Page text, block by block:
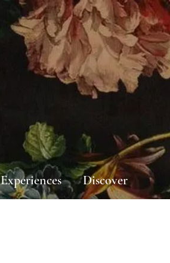
Experiences Discover